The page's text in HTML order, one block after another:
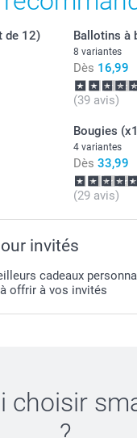
lot de 12 pièces.
connaître les
les
oursons & cœurs
aux enfants de moins
de 12) Ballotins à
8 variantes
Dès 16,99
(39 avis)
Bougies
4 variantes
Dès 33,99
(29 avis)
invités
cadeaux
offrir à vos invités
choisir